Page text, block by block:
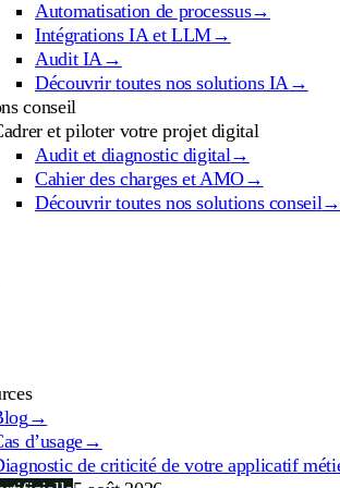
Automatisation de processus→
Intégrations IA et LLM→
Audit IA→
Découvrir toutes nos solutions IA→
conseil
et piloter votre projet digital
Audit et diagnostic digital→
Cahier des charges et AMO→
Découvrir toutes nos solutions conseil→
→
d’usage→
de criticité de votre applicatif